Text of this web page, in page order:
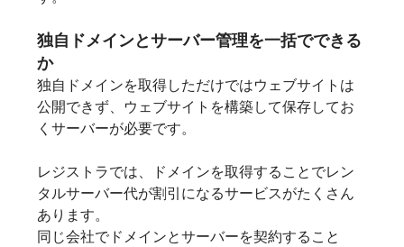
独自ドメインとサーバー管理を一括でできる
か
独自ドメインを取得しただけではウェブサイトは
公開できず、ウェブサイトを構築して保存してお
くサーバーが必要です。
レジストラでは、ドメインを取得することでレン
タルサーバー代が割引になるサービスがたくさん
あります。
同じ会社でドメインとサーバーを契約すること